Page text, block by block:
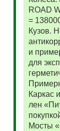
ROAD
=
Кузов.
и
для
Каркас
лен
Мосты